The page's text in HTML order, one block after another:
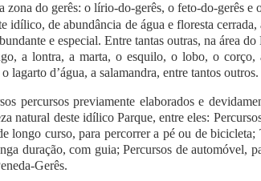
zona do gerês: o lírio-do-gerês, o feto-do-gerês e
idílico, de abundância de água e floresta cerrada,
e especial. Entre tantas outras, na área
a lontra, a marta, o esquilo, o lobo, o corço,
lagarto d’água, a salamandra, entre tantos outros.
percursos previamente elaborados e
natural deste idílico Parque, entre eles:
longo curso, para percorrer a pé ou de
duração, com guia; Percursos de automóvel,
Gerês.